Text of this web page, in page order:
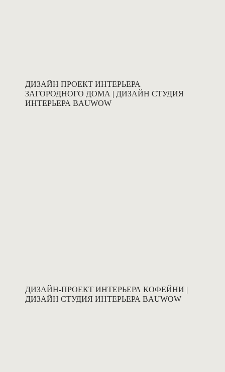
ДИЗАЙН ПРОЕКТ ИНТЕРЬЕРА
ЗАГОРОДНОГО ДОМА | ДИЗАЙН СТУДИЯ
ИНТЕРЬЕРА BAUWOW
ДИЗАЙН-ПРОЕКТ ИНТЕРЬЕРА КОФЕЙНИ |
ДИЗАЙН СТУДИЯ ИНТЕРЬЕРА BAUWOW